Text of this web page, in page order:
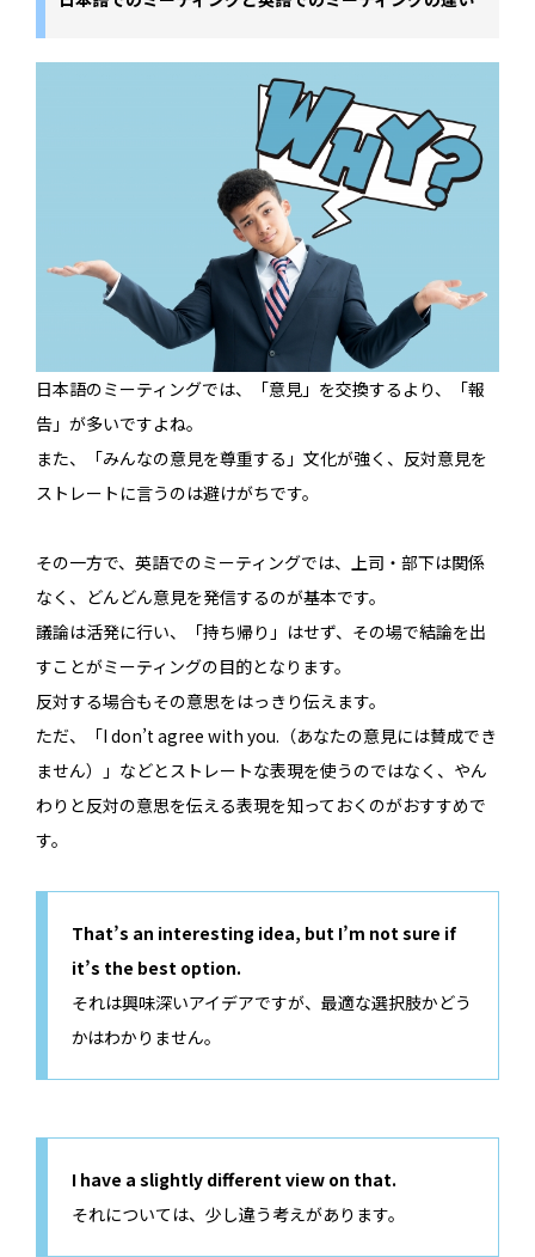
日本語のミーティングでは、「意見」を交換するより、「報
告」が多いですよね。
また、「みんなの意見を尊重する」文化が強く、反対意見を
ストレートに言うのは避けがちです。
その一方で、英語でのミーティングでは、上司・部下は関係
なく、どんどん意見を発信するのが基本です。
議論は活発に行い、「持ち帰り」はせず、その場で結論を出
すことがミーティングの目的となります。
反対する場合もその意思をはっきり伝えます。
ただ、「I don’t agree with you.（あなたの意見には賛成でき
ません）」などとストレートな表現を使うのではなく、やん
わりと反対の意思を伝える表現を知っておくのがおすすめで
す。
That’s an interesting idea, but I’m not sure if
it’s the best option.
それは興味深いアイデアですが、最適な選択肢かどう
かはわかりません。
I have a slightly different view on that.
それについては、少し違う考えがあります。